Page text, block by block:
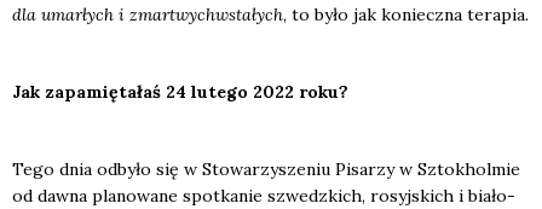
dla umar­łych i zmar­twych­wsta­łych, to było jak koniecz­na tera­pia.
Jak zapa­mię­ta­łaś 24 lute­go 2022 roku?
Tego dnia odby­ło się w Sto­wa­rzy­sze­niu Pisa­rzy w Sztok­hol­mie
od daw­na pla­no­wa­ne spo­tka­nie szwedz­kich, rosyj­skich i bia­ło­